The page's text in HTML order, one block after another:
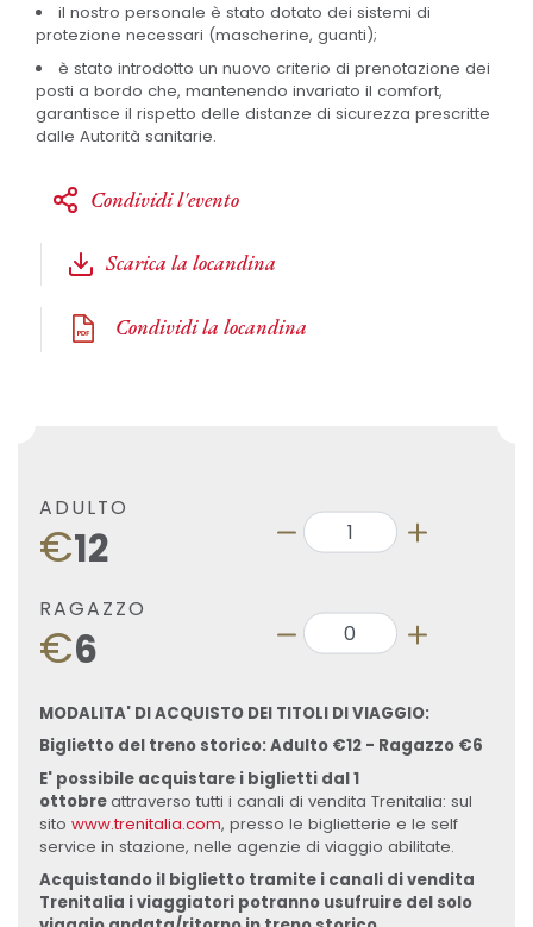
il nostro personale è stato dotato dei sistemi di
protezione necessari (mascherine, guanti);
è stato introdotto un nuovo criterio di prenotazione dei
posti a bordo che, mantenendo invariato il comfort,
garantisce il rispetto delle distanze di sicurezza prescritte
dalle Autorità sanitarie.
Condividi l'evento
Scarica la locandina
Condividi la locandina
ADULTO
€12
RAGAZZO
€6
MODALITA' DI ACQUISTO DEI TITOLI DI VIAGGIO:
Biglietto del treno storico: Adulto €12 - Ragazzo €6
E' possibile acquistare i biglietti dal 1
ottobreattraverso tutti i canali di vendita Trenitalia: sul
sito www.trenitalia.com, presso le biglietterie e le self
service in stazione, nelle agenzie di viaggio abilitate.
Acquistando il biglietto tramite i canali di vendita
Trenitalia i viaggiatori potranno usufruire del solo